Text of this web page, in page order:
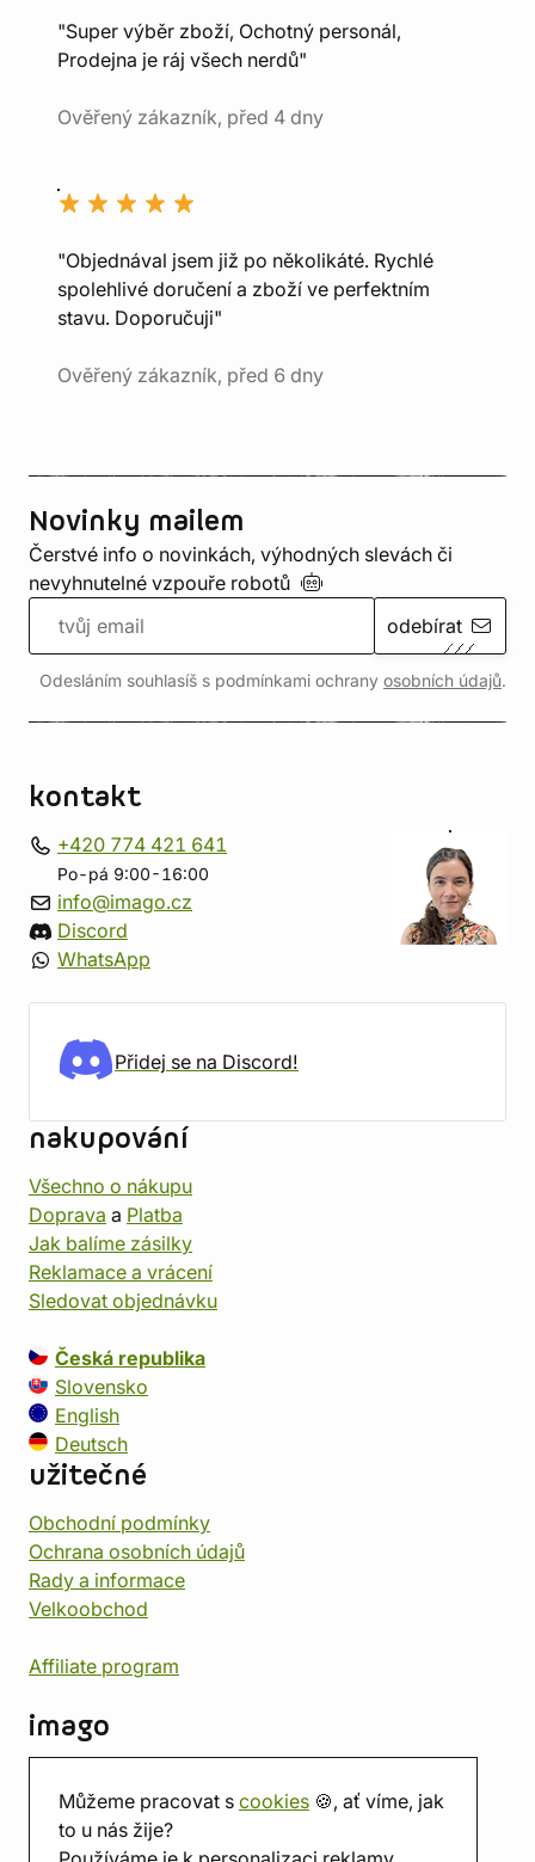
Můžeme pracovat s cookies 🍪, ať víme, jak
to u nás žije?
"Super výběr zboží, Ochotný personál,
Prodejna je ráj všech nerdů"
Ověřený zákazník, před 4 dny
"Objednával jsem již po několikáté. Rychlé
spolehlivé doručení a zboží ve perfektním
stavu. Doporučuji"
Ověřený zákazník, před 6 dny
Novinky mailem
Čerstvé info o novinkách, výhodných slevách či
nevyhnutelné vzpouře robotů
odebírat
Odesláním souhlasíš s podmínkami ochrany osobních údajů.
kontakt
+420 774 421 641
Po-pá 9:00-16:00
info@imago.cz
Discord
WhatsApp
Přidej se na Discord!
nakupování
Všechno o nákupu
Doprava a Platba
Jak balíme zásilky
Reklamace a vrácení
Sledovat objednávku
Česká republika
Slovensko
English
Deutsch
užitečné
Obchodní podmínky
Ochrana osobních údajů
Rady a informace
Velkoobchod
Affiliate program
imago
Prodejna
Herna